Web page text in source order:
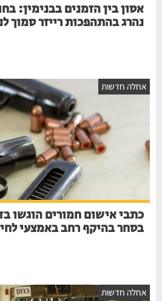
נהרג בהתהפכות רייזר סמוך
חדשות
בסחר בהיקף רחב באמצעי
חדשות